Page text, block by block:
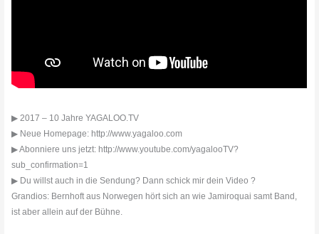
▶ 2017 – 10 Jahre YAGALOO.TV
▶ Neue Homepage: http://www.yagaloo.com
▶ Abonniere uns jetzt: http://www.youtube.com/yagalooTV?
sub_confirmation=1
▶ Du willst auch in die Sendung? Dann schick mir dein Video ?
Grandios: Bernhoft aus Norwegen hört sich an wie Jamiroquai samt Band,
ist aber allein auf der Bühne.